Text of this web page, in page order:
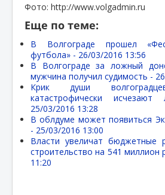
Фото: http://www.volgadmin.ru
Еще по теме:
В Волгограде прошел
футбола» - 26/03/2016 13:56
В Волгограде за ложный
мужчина получил судимость -
Крик души
катастрофически
25/03/2016 13:28
В облдуме может появиться
- 25/03/2016 13:00
Власти увеличат
строительство на 541 миллион
11:20